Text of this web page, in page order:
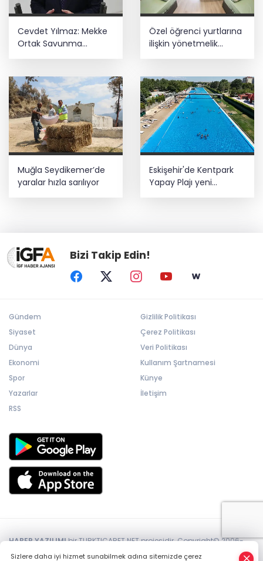
Cevdet Yılmaz: Mekke
Ortak Savunma
sağlayacak
Özel öğrenci yurtlarına
ilişkin yönetmelik
Muğla Seydikemer’de
yaralar hızla sarılıyor
Eskişehir'de Kentpark
Yapay Plajı yeni
sezonda hizmete açıldı
Bizi Takip Edin!
Gündem
Siyaset
Dünya
Ekonomi
Spor
Yazarlar
RSS
Gizlilik Politikası
Çerez Politikası
Veri Politikası
Kullanım Şartnamesi
Künye
İletişim
HABER YAZILIMIbir TURKTICARET.NET projesidir. Copyright© 2006-
Sizlere daha iyi hizmet sunabilmek adına sitemizde çerez